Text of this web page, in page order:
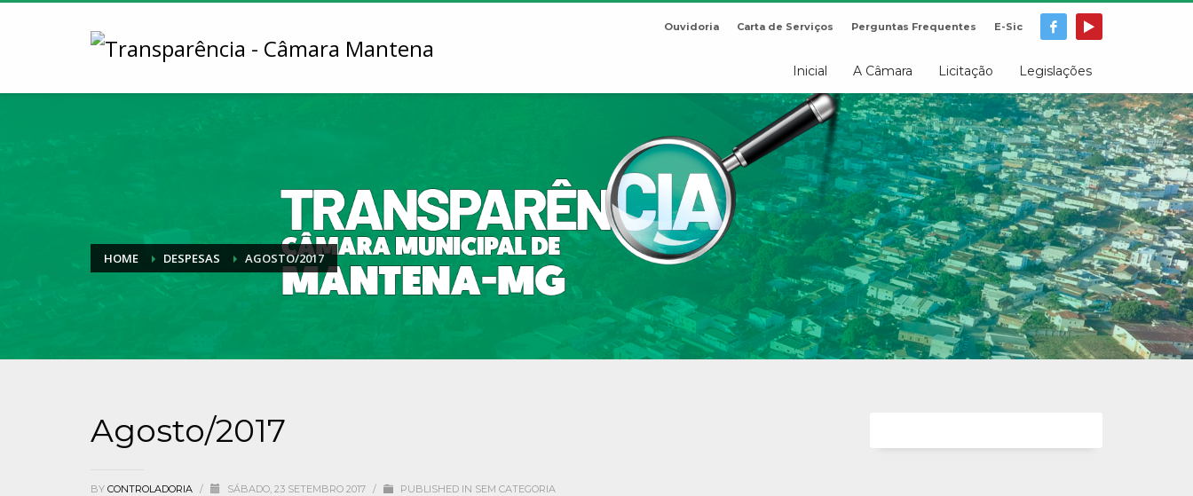
Ouvidoria Carta de Serviços Perguntas Frequentes E-Sic
Inicial A Câmara Licitação Legislações
HOME DESPESAS AGOSTO/2017
Agosto/2017
BY CONTROLADORIA / SÁBADO, 23 SETEMBRO 2017 / PUBLISHED IN SEM CATEGORIA